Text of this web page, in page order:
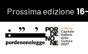
Prossima edizione